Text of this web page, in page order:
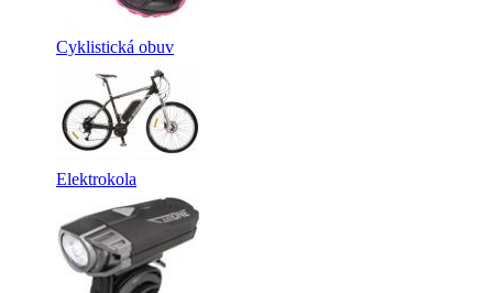
Cyklistická obuv
Elektrokola